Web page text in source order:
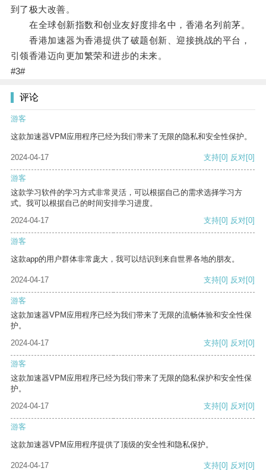
到了极大改善。
在全球创新指数和创业友好度排名中，香港名列前茅。
香港加速器为香港提供了破题创新、迎接挑战的平台，
引领香港迈向更加繁荣和进步的未来。
#3#
评论
游客
这款加速器VPM应用程序已经为我们带来了无限的隐私和安全性保护。
2024-04-17 支持[0] 反对[0]
游客
这款学习软件的学习方式非常灵活，可以根据自己的需求选择学习方
式。我可以根据自己的时间安排学习进度。
2024-04-17
支持[0] 反对[0]
游客
这款app的用户群体非常庞大，我可以结识到来自世界各地的朋友。
2024-04-17 支持[0] 反对[0]
游客
这款加速器VPM应用程序已经为我们带来了无限的流畅体验和安全性保
护。
2024-04-17
支持[0] 反对[0]
游客
这款加速器VPM应用程序已经为我们带来了无限的隐私保护和安全性保
护。
2024-04-17
支持[0] 反对[0]
游客
这款加速器VPM应用程序提供了顶级的安全性和隐私保护。
2024-04-17 支持[0] 反对[0]